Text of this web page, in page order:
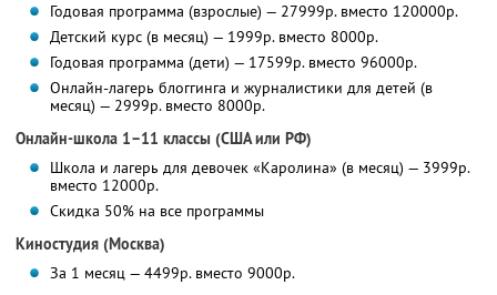
Годовая программа (взрослые) — 27999р. вместо 120000р.
Детский курс (в месяц) — 1999р. вместо 8000р.
Годовая программа (дети) — 17599р. вместо 96000р.
Онлайн-лагерь блоггинга и журналистики для детей (в
месяц) — 2999р. вместо 8000р.
Онлайн-школа 1–11 классы (США или РФ)
Школа и лагерь для девочек «Каролина» (в месяц) — 3999р.
вместо 12000р.
Скидка 50% на все программы
Киностудия (Москва)
За 1 месяц — 4499р. вместо 9000р.